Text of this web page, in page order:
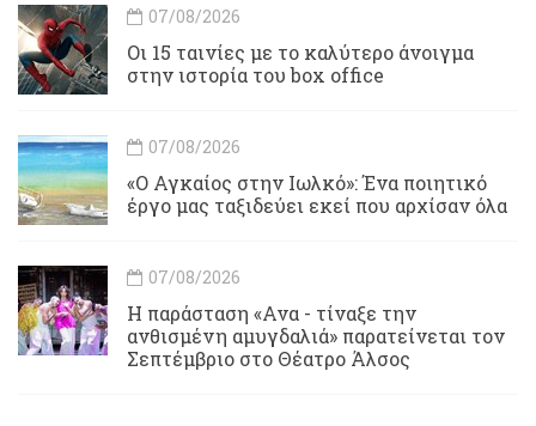
07/08/2026
Οι 15 ταινίες με το καλύτερο άνοιγμα
στην ιστορία του box office
07/08/2026
«Ο Αγκαίος στην Ιωλκό»: Ένα ποιητικό
έργο μας ταξιδεύει εκεί που αρχίσαν όλα
07/08/2026
Η παράσταση «Ανα - τίναξε την
ανθισμένη αμυγδαλιά» παρατείνεται τον
Σεπτέμβριο στο Θέατρο Άλσος